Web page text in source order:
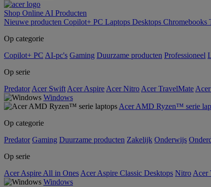
Shop Online AI Producten
Nieuwe producten Copilot+ PC Laptops Desktops Chromebooks
Op categorie
Copilot+ PC AI-pc's Gaming Duurzame producten Professioneel
Op serie
Predator Acer Swift Acer Aspire Acer Nitro Acer TravelMate
Windows
Acer AMD Ryzen™ serie
Op categorie
Predator Gaming Duurzame producten Zakelijk Onderwijs
Op serie
Acer Aspire All in Ones Acer Aspire Classic Desktops Nitro Acer
Windows